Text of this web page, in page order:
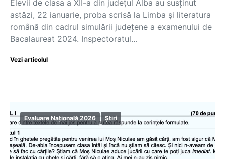
Elevii de clasa a XII-a din județul Alba au susținut
astăzi, 22 ianuarie, proba scrisă la Limba și literatura
română din cadrul simulării județene a examenului de
Bacalaureat 2024. Inspectoratul…
Vezi articolul
Evaluare Națională 2026 Știri